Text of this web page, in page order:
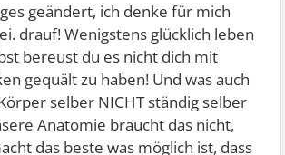
geändert, ich denke für mich
drauf! Wenigstens glücklich leben
bereust du es nicht dich mit
gequält zu haben! Und was auch
selber NICHT ständig selber
Anatomie braucht das nicht,
das beste was möglich ist, dass